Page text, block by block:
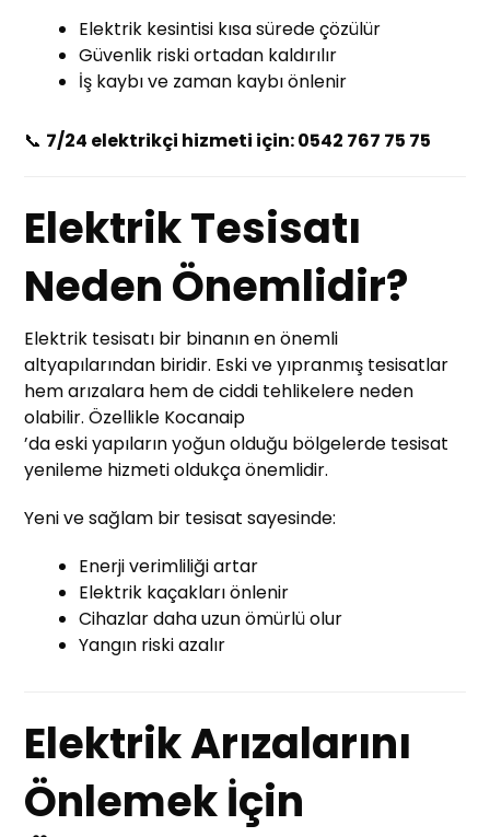
Elektrik kesintisi kısa sürede çözülür
Güvenlik riski ortadan kaldırılır
İş kaybı ve zaman kaybı önlenir
📞 7/24 elektrikçi hizmeti için: 0542 767 75 75
Elektrik Tesisatı
Neden Önemlidir?
Elektrik tesisatı bir binanın en önemli
altyapılarından biridir. Eski ve yıpranmış tesisatlar
hem arızalara hem de ciddi tehlikelere neden
olabilir. Özellikle Kocanaip
’da eski yapıların yoğun olduğu bölgelerde tesisat
yenileme hizmeti oldukça önemlidir.
Yeni ve sağlam bir tesisat sayesinde:
Enerji verimliliği artar
Elektrik kaçakları önlenir
Cihazlar daha uzun ömürlü olur
Yangın riski azalır
Elektrik Arızalarını
Önlemek İçin